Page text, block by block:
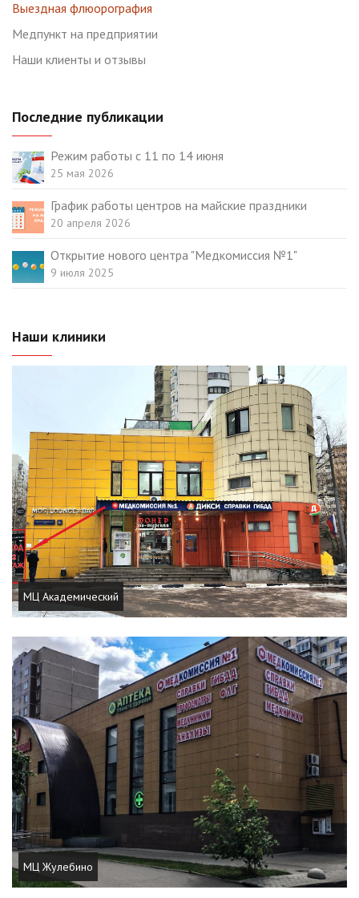
Выездная флюорография
Медпункт на предприятии
Наши клиенты и отзывы
Последние публикации
Режим работы с 11 по 14 июня
25 мая 2026
График работы центров на майские праздники
20 апреля 2026
Открытие нового центра "Медкомиссия №1"
9 июля 2025
Наши клиники
МЦ Академический
МЦ Жулебино